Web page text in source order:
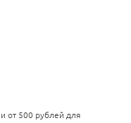
от 500 рублей для